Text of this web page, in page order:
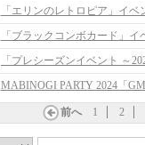
「エリンのレトロピア」イ
「ブラックコンボカード」
MABINOGI PARTY 2024「
前へ 1 2